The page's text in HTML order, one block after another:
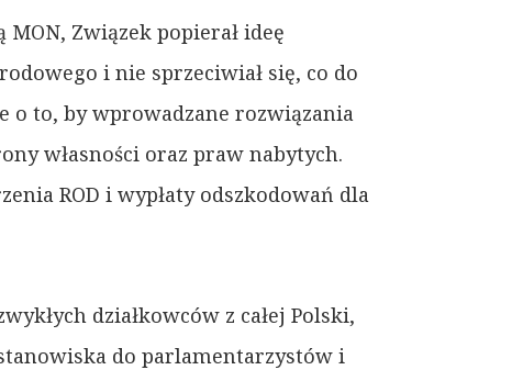
Związek popierał ideę
i nie sprzeciwiał się, co do
o to, by wprowadzane rozwiązania
własności oraz praw nabytych.
ROD i wypłaty odszkodowań dla
działkowców z całej Polski,
do parlamentarzystów i